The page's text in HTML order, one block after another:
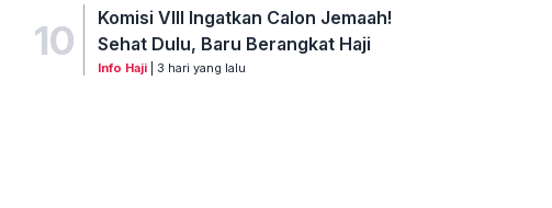
10
Komisi VIII Ingatkan Calon Jemaah!
Sehat Dulu, Baru Berangkat Haji
Info Haji| 3 hari yang lalu